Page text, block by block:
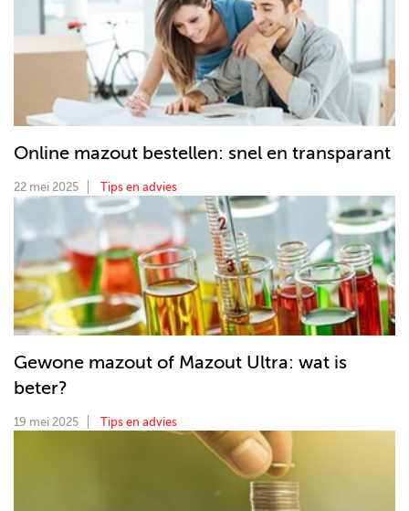
Online mazout bestellen: snel en transparant
22 mei 2025 Tips en advies
Gewone mazout of Mazout Ultra: wat is
beter?
19 mei 2025 Tips en advies